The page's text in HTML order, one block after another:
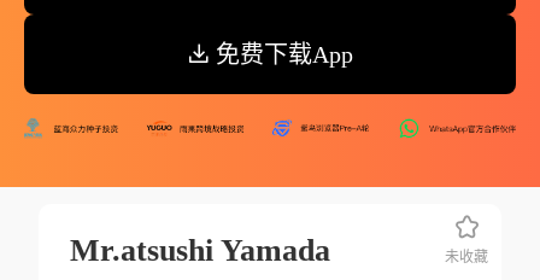
免费下载App
Mr.atsushi Yamada 未收藏